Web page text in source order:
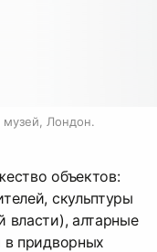
музей, Лондон.
объектов:
скульптуры
власти), алтарные
в придворных